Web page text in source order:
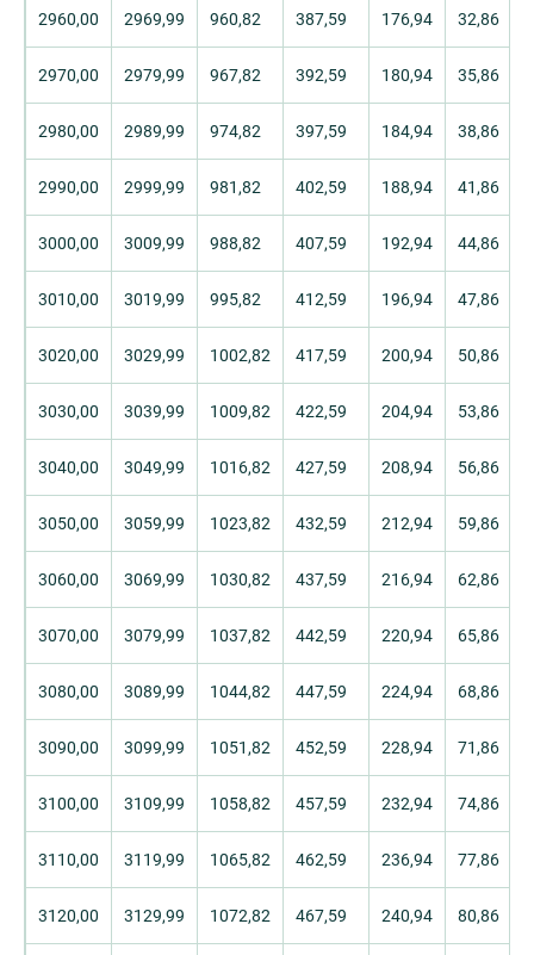
2960,00 2969,99 960,82 387,59 176,94 32,86
2970,00 2979,99 967,82 392,59 180,94 35,86
2980,00 2989,99 974,82 397,59 184,94 38,86
2990,00 2999,99 981,82 402,59 188,94 41,86
3000,00 3009,99 988,82 407,59 192,94 44,86
3010,00 3019,99 995,82 412,59 196,94 47,86
3020,00 3029,99 1002,82 417,59 200,94 50,86
3030,00 3039,99 1009,82 422,59 204,94 53,86
3040,00 3049,99 1016,82 427,59 208,94 56,86
3050,00 3059,99 1023,82 432,59 212,94 59,86
3060,00 3069,99 1030,82 437,59 216,94 62,86
3070,00 3079,99 1037,82 442,59 220,94 65,86
3080,00 3089,99 1044,82 447,59 224,94 68,86
3090,00 3099,99 1051,82 452,59 228,94 71,86
3100,00 3109,99 1058,82 457,59 232,94 74,86
3110,00 3119,99 1065,82 462,59 236,94 77,86
3120,00 3129,99 1072,82 467,59 240,94 80,86